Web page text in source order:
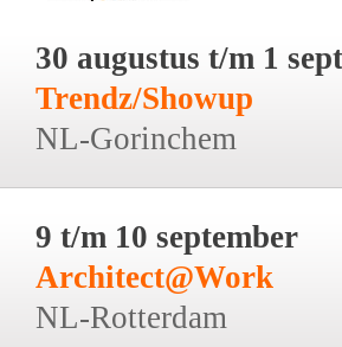
30 augustus t/m 1
Trendz/Showup
NL-Gorinchem
9 t/m 10 september
Architect@Work
NL-Rotterdam